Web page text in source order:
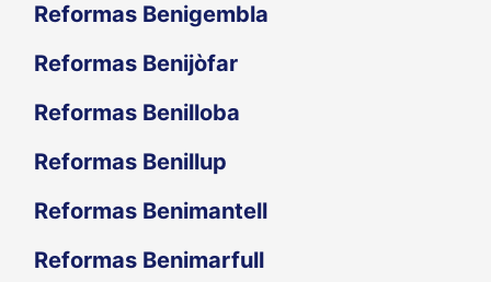
Reformas Benigembla
Reformas Benijòfar
Reformas Benilloba
Reformas Benillup
Reformas Benimantell
Reformas Benimarfull